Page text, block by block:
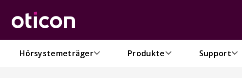
Hörsystemeträger Produkte Support